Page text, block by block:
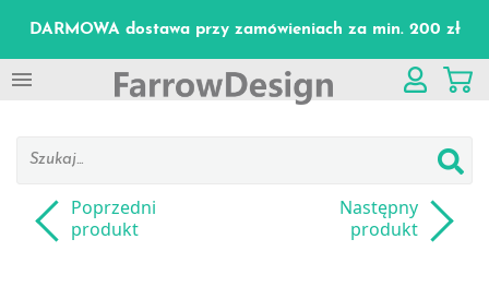
DARMOWA dostawa przy zamówieniach za min. 200 zł

Poprzedni
produkt
Następny
produkt